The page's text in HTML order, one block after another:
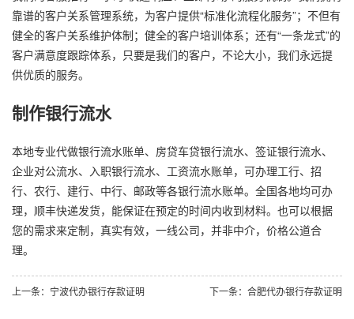
靠谱的客户关系管理系统，为客户提供“标准化流程化服务”；不但有
健全的客户关系维护体制；健全的客户培训体系；还有“一条龙式”的
客户满意度跟踪体系，只要是我们的客户，不论大小，我们永远提
供优质的服务。
制作银行流水
本地专业代做银行流水账单、房贷车贷银行流水、签证银行流水、
企业对公流水、入职银行流水、工资流水账单，可办理工行、招
行、农行、建行、中行、邮政等各银行流水账单。全国各地均可办
理，顺丰快递发货，能保证在预定的时间内收到材料。也可以根据
您的需求来定制，真实有效，一线公司，并非中介，价格公道合
理。
上一条：宁波代办银行存款证明 下一条：合肥代办银行存款证明